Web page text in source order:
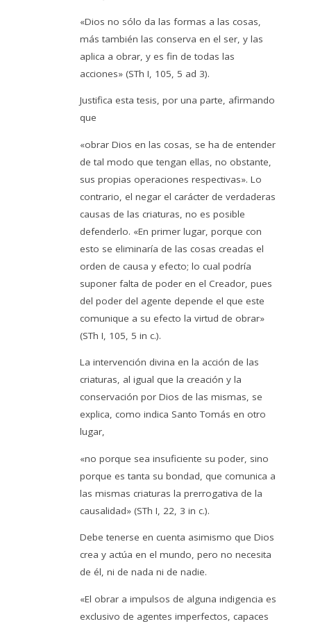
«Dios no sólo da las formas a las cosas,
más también las conserva en el ser, y las
aplica a obrar, y es fin de todas las
acciones» (STh I, 105, 5 ad 3).
Justifica esta tesis, por una parte, afirmando
que
«obrar Dios en las cosas, se ha de entender
de tal modo que tengan ellas, no obstante,
sus propias operaciones respectivas». Lo
contrario, el negar el carácter de verdaderas
causas de las criaturas, no es posible
defenderlo. «En primer lugar, porque con
esto se eliminaría de las cosas creadas el
orden de causa y efecto; lo cual podría
suponer falta de poder en el Creador, pues
del poder del agente depende el que este
comunique a su efecto la virtud de obrar»
(STh I, 105, 5 in c.).
La intervención divina en la acción de las
criaturas, al igual que la creación y la
conservación por Dios de las mismas, se
explica, como indica Santo Tomás en otro
lugar,
«no porque sea insuficiente su poder, sino
porque es tanta su bondad, que comunica a
las mismas criaturas la prerrogativa de la
causalidad» (STh I, 22, 3 in c.).
Debe tenerse en cuenta asimismo que Dios
crea y actúa en el mundo, pero no necesita
de él, ni de nada ni de nadie.
«El obrar a impulsos de alguna indigencia es
exclusivo de agentes imperfectos, capaces